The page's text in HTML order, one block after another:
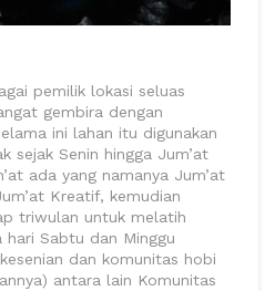
pemilik lokasi seluas
gembira dengan
ini lahan itu digunakan
sejak Senin hingga Jum’at
ada yang namanya Jum’at
Kreatif, kemudian
triwulan untuk melatih
hari Sabtu dan Minggu
dan komunitas hobi
antara lain Komunitas